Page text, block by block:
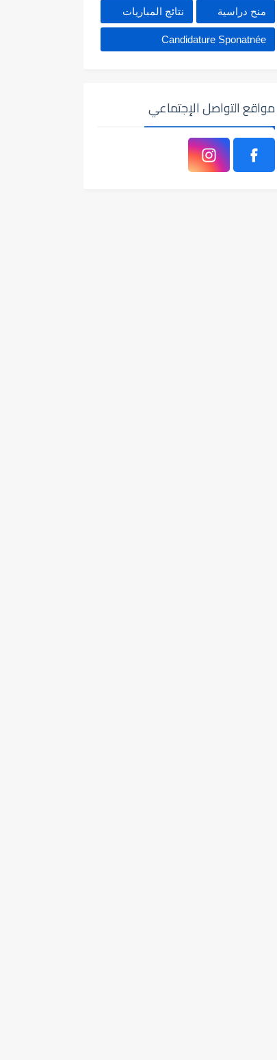
منح دراسية نتائج المباريات
Candidature Sponatnée
مواقع التواصل الإجتماعي